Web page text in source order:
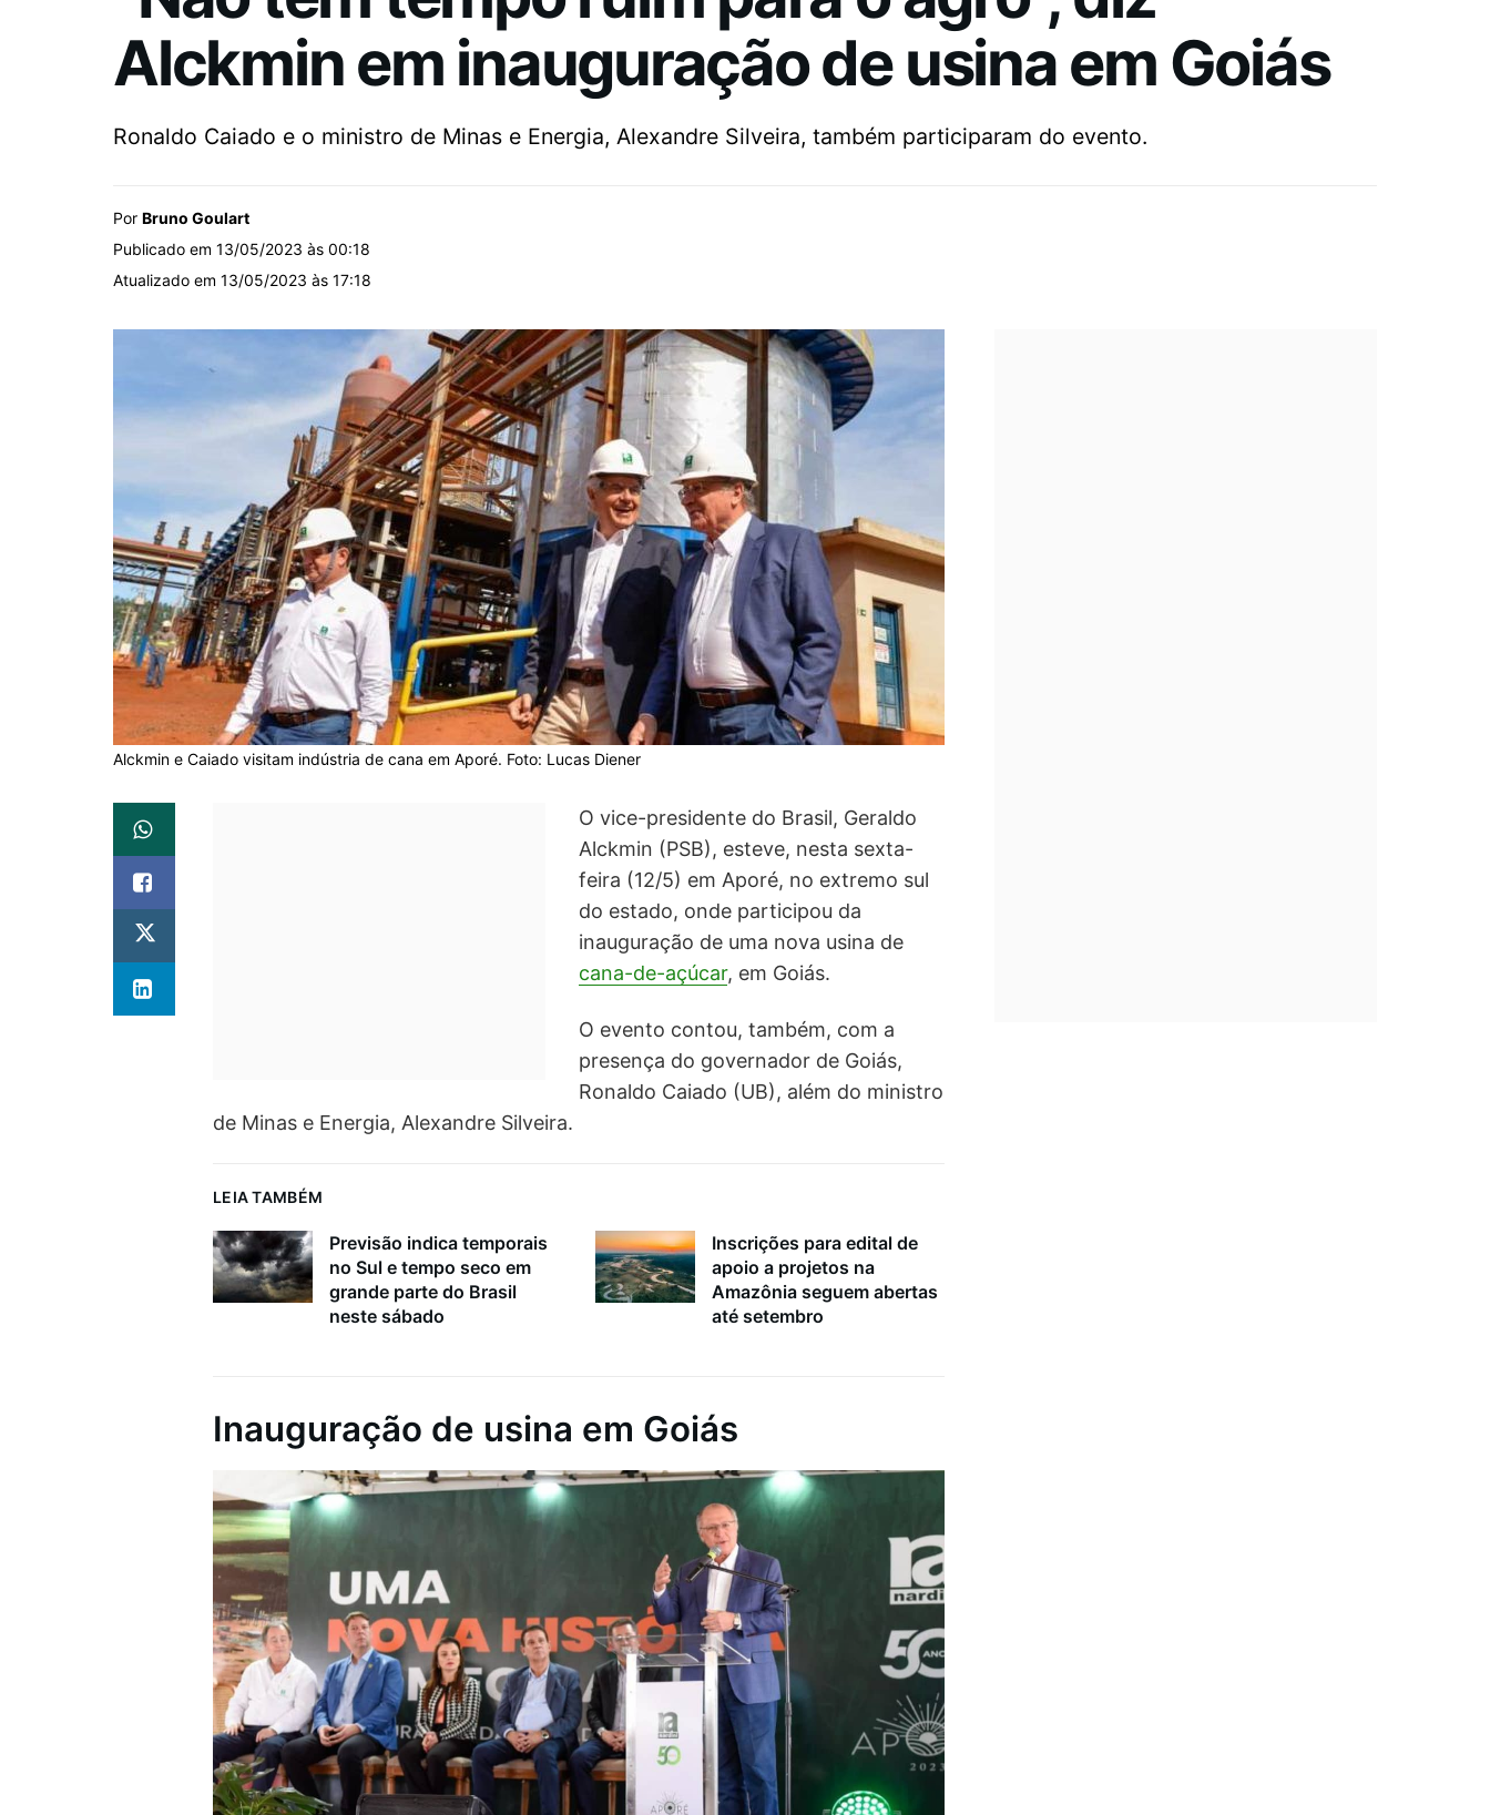
Alckmin em inauguração de usina em Goiás
Ronaldo Caiado e o ministro de Minas e Energia, Alexandre Silveira, também participaram do evento.
Por Bruno Goulart
Publicado em 13/05/2023 às 00:18
Atualizado em 13/05/2023 às 17:18
Alckmin e Caiado visitam indústria de cana em Aporé. Foto: Lucas Diener
O vice-presidente do Brasil, Geraldo
Alckmin (PSB), esteve, nesta sexta-
feira (12/5) em Aporé, no extremo sul
do estado, onde participou da
inauguração de uma nova usina de
cana-de-açúcar, em Goiás.
O evento contou, também, com a
presença do governador de Goiás,
Ronaldo Caiado (UB), além do ministro
de Minas e Energia, Alexandre Silveira.
LEIA TAMBÉM
Previsão indica temporais
no Sul e tempo seco em
grande parte do Brasil
neste sábado
Inscrições para edital de
apoio a projetos na
Amazônia seguem abertas
até setembro
Inauguração de usina em Goiás